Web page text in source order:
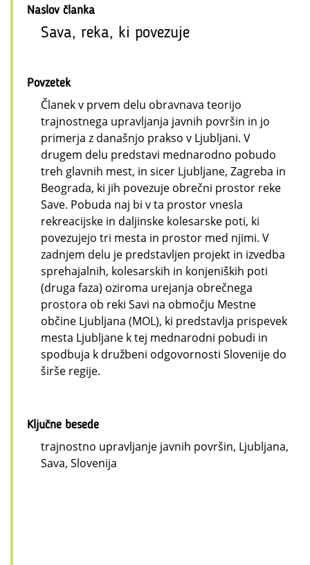
Naslov članka
Sava, reka, ki povezuje
Povzetek
Članek v prvem delu obravnava teorijo
trajnostnega upravljanja javnih površin in jo
primerja z današnjo prakso v Ljubljani. V
drugem delu predstavi mednarodno pobudo
treh glavnih mest, in sicer Ljubljane, Zagreba in
Beograda, ki jih povezuje obrečni prostor reke
Save. Pobuda naj bi v ta prostor vnesla
rekreacijske in daljinske kolesarske poti, ki
povezujejo tri mesta in prostor med njimi. V
zadnjem delu je predstavljen projekt in izvedba
sprehajalnih, kolesarskih in konjeniških poti
(druga faza) oziroma urejanja obrečnega
prostora ob reki Savi na območju Mestne
občine Ljubljana (MOL), ki predstavlja prispevek
mesta Ljubljane k tej mednarodni pobudi in
spodbuja k družbeni odgovornosti Slovenije do
širše regije.
Ključne besede
trajnostno upravljanje javnih površin, Ljubljana,
Sava, Slovenija